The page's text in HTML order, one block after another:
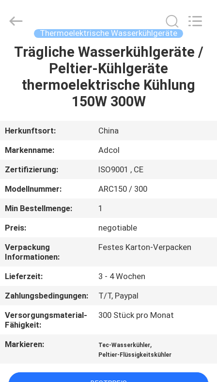
HAUS
PRODUKTE
ÜBER
FABRIK-
AUSFLUG
QUALITÄTSKONTROLLE
KONTAKT
NACHRICHTEN
FÄLLE
Reserved.
Thermoelektrische Wasserkühlgeräte
Trägliche Wasserkühlgeräte /
Peltier-Kühlgeräte
thermoelektrische Kühlung
150W 300W
Herkunftsort:
China
Markenname:
Adcol
Zertifizierung:
ISO9001 , CE
Modellnummer:
ARC150 / 300
Min Bestellmenge:
1
Preis:
negotiable
Verpackung
Informationen:
Festes Karton-Verpacken
Lieferzeit:
3 - 4 Wochen
Zahlungsbedingungen:
T/T, Paypal
Versorgungsmaterial-
Fähigkeit:
300 Stück pro Monat
Markieren: Tec-Wasserkühler,
Peltier-Flüssigkeitskühler